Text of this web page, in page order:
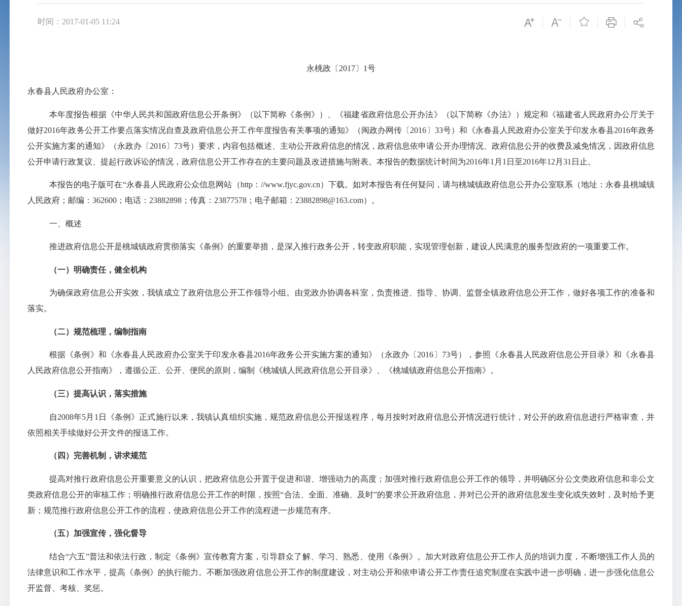
时间：2017-01-05 11:24 
永桃政〔2017〕1号
永春县人民政府办公室：
本年度报告根据《中华人民共和国政府信息公开条例》（以下简称《条例》）、《福建省政府信息公开办法》（以下简称《办法》）规定和《福建省人民政府办公厅关于
做好2016年政务公开工作要点落实情况自查及政府信息公开工作年度报告有关事项的通知》（闽政办网传〔 2016 〕 33号）和《永春县人民政府办公室关于印发永春县2016年政务
公开实施方案的通知》（永政办〔 2016〕 73号）要求，内容包括概述、主动公开政府信息的情况，政府信息依申请公开办理情况、政府信息公开的收费及减免情况，因政府信息
公开申请行政复议、提起行政诉讼的情况，政府信息公开工作存在的主要问题及改进措施与附表。本报告的数据统计时间为2016年1 月 1 日至2016年12 月31 日止。
本报告的电子版可在“永春县人民政府公众信息网站（http： //www.fjyc.gov.cn）下载。如对本报告有任何疑问，请与桃城镇政府信息公开办公室联系（地址：永春县桃城镇
人民政府；邮编：362600 ；电话： 23882898 ；传真： 23877578 ；电子邮箱： 23882898@163.com）。
一、概述
推进政府信息公开是桃城镇政府贯彻落实《条例》的重要举措，是深入推行政务公开，转变政府职能，实现管理创新，建设人民满意的服务型政府的一项重要工作。
（一）明确责任，健全机构
为确保政府信息公开实效，我镇成立了政府信息公开工作领导小组。由党政办协调各科室，负责推进、指导、协调、监督全镇政府信息公开工作，做好各项工作的准备和
落实。
（二）规范梳理，编制指南
根据《条例》和 《永春县人民政府办公室关于印发永春县2016年政务公开实施方案的通知》（永政办〔2016 〕 73号）
，参照《永春县人民政府信息公开目录》和《永春县
人民政府信息公开指南》，遵循公正、公开、便民的原则，编制《桃城镇人民政府信息公开目录》、《桃城镇政府信息公开指南》。
（三）提高认识，落实措施
自2008年5月 1 日《条例》正式施行以来，我镇认真组织实施，规范政府信息公开报送程序，每月按时对政府信息公开情况进行统计，对公开的政府信息进行严格审查，并
依照相关手续做好公开文件的报送工作。
（四）完善机制，讲求规范
提高对推行政府信息公开重要意义的认识，把政府信息公开置于促进和谐、增强动力的高度；加强对推行政府信息公开工作的领导，并明确区分公文类政府信息和非公文
类政府信息公开的审核工作；明确推行政府信息公开工作的时限，按照“合法、全面、准确、及时”的要求公开政府信息，并对已公开的政府信息发生变化或失效时，及时给予更
新；规范推行政府信息公开工作的流程，使政府信息公开工作的流程进一步规范有序。
（五）加强宣传，强化督导
结合“六五”普法和依法行政，制定《条例》宣传教育方案，引导群众了解、学习、熟悉、使用《条例》。加大对政府信息公开工作人员的培训力度，不断增强工作人员的
法律意识和工作水平，提高《条例》的执行能力。不断加强政府信息公开工作的制度建设，对主动公开和依申请公开工作责任追究制度在实践中进一步明确，进一步强化信息公
开监督、考核、奖惩。